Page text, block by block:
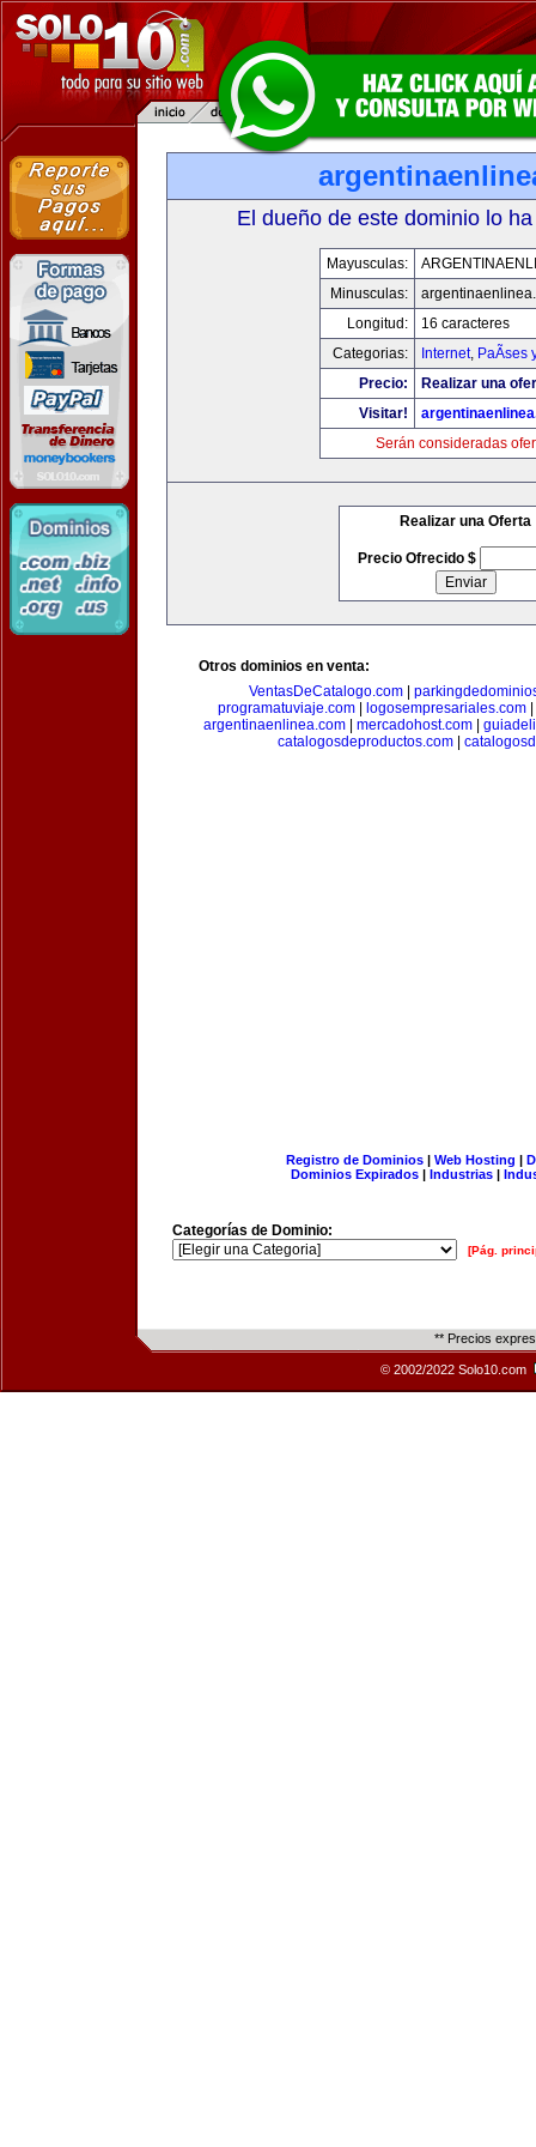
El dueño de este dominio lo
Mayusculas:
Minusculas:
Longitud:
16 caracteres
Categorias:
Internet, PaÃ­ses
Precio:
Realizar una
Visitar!
Serán consideradas
Realizar una Oferta
Precio Ofrecido $
Otros dominios en venta:
VentasDeCatalogo.com|
programatuviaje.com| logosempresariales.com|
argentinaenlinea.com| mercadohost.com|
catalogosdeproductos.com
Registro de Dominios| Web Hosting |
Dominios Expirados | Industrias |
Categorías de Dominio:
[Pág.
** Precios
© 2002/2022 Solo10.com